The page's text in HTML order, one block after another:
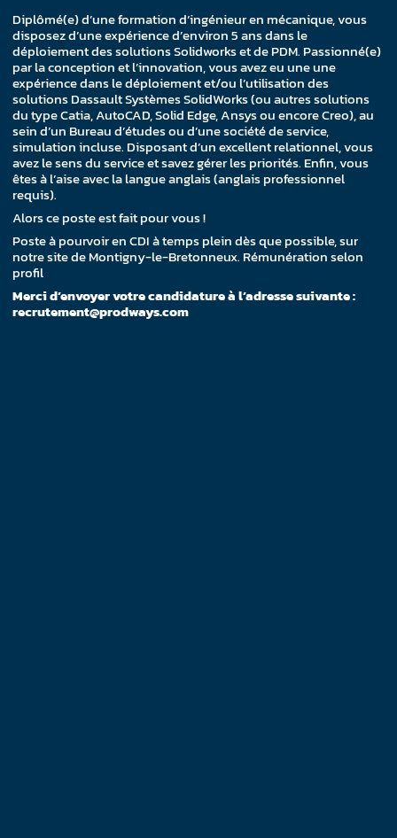
Diplômé(e) d’une formation d’ingénieur en mécanique, vous
disposez d’une expérience d’environ 5 ans dans le
déploiement des solutions Solidworks et de PDM. Passionné(e)
par la conception et l’innovation, vous avez eu une une
expérience dans le déploiement et/ou l’utilisation des
solutions Dassault Systèmes SolidWorks (ou autres solutions
du type Catia, AutoCAD, Solid Edge, Ansys ou encore Creo), au
sein d’un Bureau d’études ou d’une société de service,
simulation incluse. Disposant d’un excellent relationnel, vous
avez le sens du service et savez gérer les priorités. Enfin, vous
êtes à l’aise avec la langue anglais (anglais professionnel
requis).
Alors ce poste est fait pour vous !
Poste à pourvoir en CDI à temps plein dès que possible, sur
notre site de Montigny-le-Bretonneux. Rémunération selon
profil
Merci d’envoyer votre candidature à l’adresse suivante :
recrutement@prodways.com